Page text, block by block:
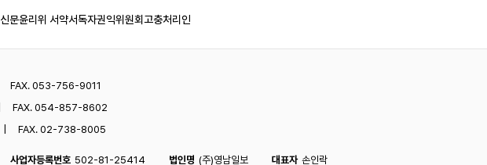
신문윤리위 서약서독자권익위원회고충처리인
FAX. 053-756-9011
FAX. 054-857-8602
FAX. 02-738-8005
사업자등록번호 502-81-25414 법인명 (주)영남일보 대표자 손인락